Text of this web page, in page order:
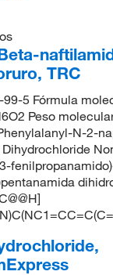
TRC
99-5 Fórmula
Peso
N-2-